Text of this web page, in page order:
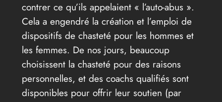
contrer ce qu’ils appelaient « l’auto-abus ».
Cela a engendré la création et l’emploi de
dispositifs de chasteté pour les hommes et
les femmes. De nos jours, beaucoup
choisissent la chasteté pour des raisons
personnelles, et des coachs qualifiés sont
disponibles pour offrir leur soutien (par